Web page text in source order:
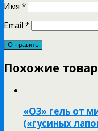
Имя *
Email *
Похожие
«O3» гель от
(«гусиных